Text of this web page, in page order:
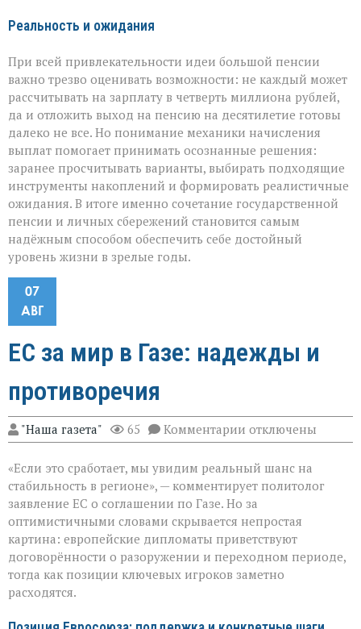
Реальность и ожидания
При всей привлекательности идеи большой пенсии
важно трезво оценивать возможности: не каждый может
рассчитывать на зарплату в четверть миллиона рублей,
да и отложить выход на пенсию на десятилетие готовы
далеко не все. Но понимание механики начисления
выплат помогает принимать осознанные решения:
заранее просчитывать варианты, выбирать подходящие
инструменты накоплений и формировать реалистичные
ожидания. В итоге именно сочетание государственной
пенсии и личных сбережений становится самым
надёжным способом обеспечить себе достойный
уровень жизни в зрелые годы.
07
АВГ
ЕС за мир в Газе: надежды и
противоречия
"Наша газета" 65 Комментарии к
записи
за
мир
Газе:
надежды
и
противоречия
отключены
«Если это сработает, мы увидим реальный шанс на
стабильность в регионе», — комментирует политолог
заявление ЕС о соглашении по Газе. Но за
оптимистичными словами скрывается непростая
картина: европейские дипломаты приветствуют
договорённости о разоружении и переходном периоде,
тогда как позиции ключевых игроков заметно
расходятся.